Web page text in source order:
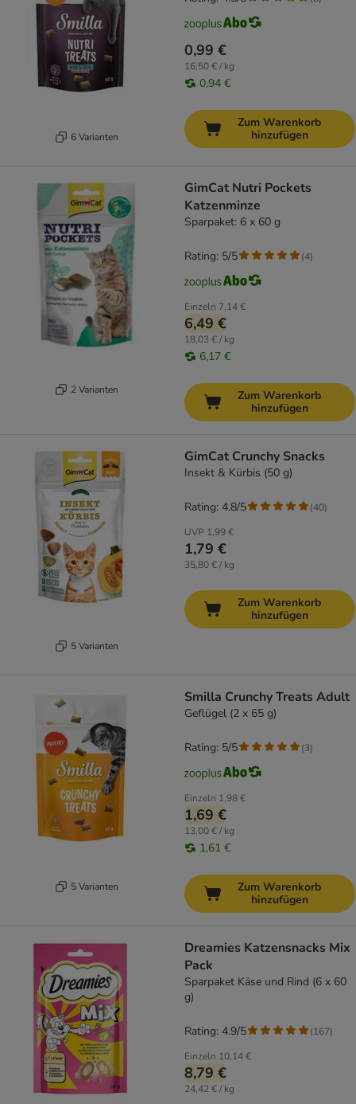
6 Varianten
0,99 €
16,50 € / kg
0,94 €
Zum Warenkorb
hinzufügen
2 Varianten
GimCat Nutri Pockets
Katzenminze
Sparpaket: 6 x 60 g
Einzeln 7,14 €
6,49 €
18,03 € / kg
6,17 €
Rating: 5/5 (4)
Zum Warenkorb
hinzufügen
5 Varianten
GimCat Crunchy Snacks
Insekt & Kürbis (50 g)
UVP 1,99 €
1,79 €
35,80 € / kg
Rating: 4.8/5 (40)
Zum Warenkorb
hinzufügen
5 Varianten
Smilla Crunchy Treats Adult
Geflügel (2 x 65 g)
Einzeln 1,98 €
1,69 €
13,00 € / kg
1,61 €
Rating: 5/5 (3)
Zum Warenkorb
hinzufügen
Dreamies Katzensnacks Mix
Pack
Sparpaket Käse und Rind (6 x 60
g)
Einzeln 10,14 €
8,79 €
24,42 € / kg
Rating: 4.9/5 (167)